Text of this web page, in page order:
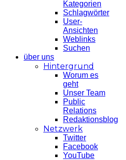
Kategorien
Schlagwörter
User-
Ansichten
Weblinks
Suchen
über uns
Hintergrund
Worum es
geht
Unser Team
Public
Relations
Redaktionsblog
Netzwerk
Twitter
Facebook
YouTube